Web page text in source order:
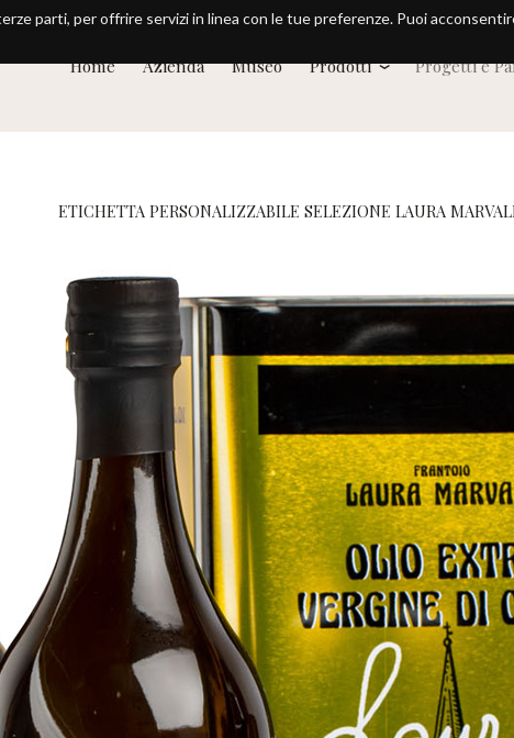
Home Azienda Museo Prodotti Progetti e
ETICHETTA PERSONALIZZABILE SELEZIONE LAURA
parti, per offrire servizi in linea con le tue preferenze. Puoi